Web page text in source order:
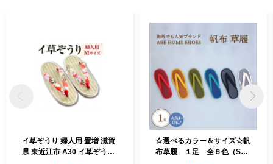
イ草ぞうり 婦人用 畳増 滋賀
県 東近江市 A30 イ草ぞうり
☆選べるカラー＆サイズ☆帆
布草履 １足 全６色（Sサ